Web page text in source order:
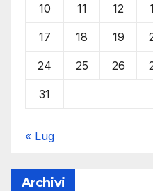
10 11 12
17 18 19
24 25 26
31
« Lug
Archivi